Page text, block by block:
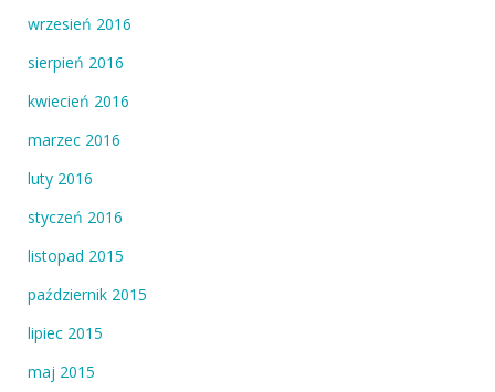
wrzesień 2016
sierpień 2016
kwiecień 2016
marzec 2016
luty 2016
styczeń 2016
listopad 2015
październik 2015
lipiec 2015
maj 2015